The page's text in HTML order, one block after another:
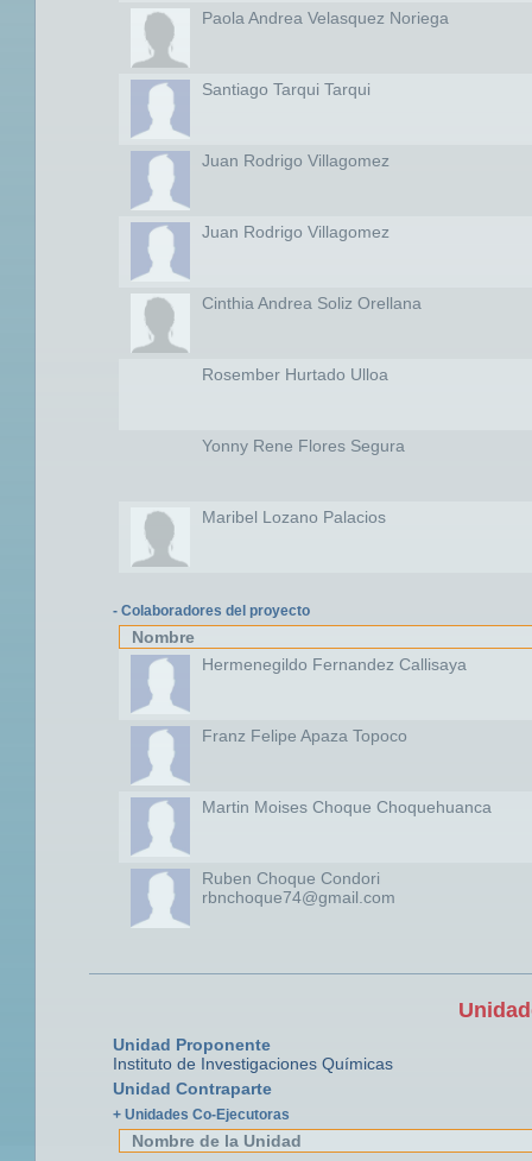
Paola Andrea Velasquez Noriega
Santiago Tarqui Tarqui
Juan Rodrigo Villagomez
Juan Rodrigo Villagomez
Cinthia Andrea Soliz Orellana
Rosember Hurtado Ulloa
Yonny Rene Flores Segura
Maribel Lozano Palacios
- Colaboradores del proyecto
Nombre
Hermenegildo Fernandez Callisaya
Franz Felipe Apaza Topoco
Martin Moises Choque Choquehuanca
Ruben Choque Condori
rbnchoque74@gmail.com
Unidad Proponente
Instituto de Investigaciones Químicas
Unidad Contraparte
+ Unidades Co-Ejecutoras
Nombre de la Unidad